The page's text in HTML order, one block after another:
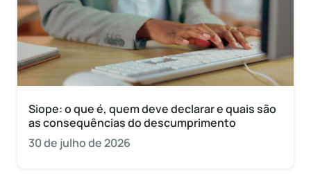
Siope: o que é, quem deve declarar e quais são
as consequências do descumprimento
30 de julho de 2026